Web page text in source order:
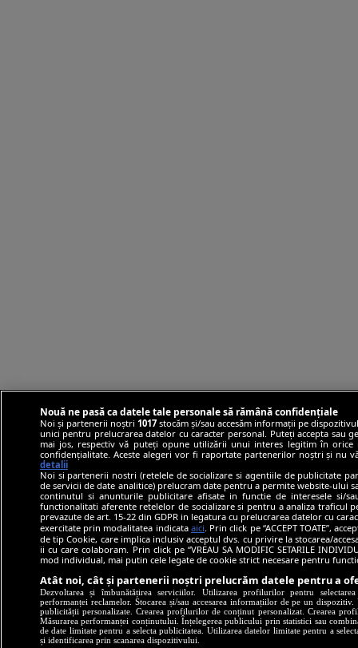
Nouă ne pasă ca datele tale personale să rămână confidențiale
Noi și partenerii noștri 1017stocăm și/sau accesăm informații pe
unici pentru prelucrarea datelor cu caracter personal. Puteți accepta sau
mai jos, respectiv vă puteți opune utilizării unui interes legitim în
confidențialitate. Aceste alegeri vor fi raportate partenerilor noștri și nu
detalii
Noi si partenerii nostri (retelele de socializare si agentiile de publicitate
de servicii de date analitice) prelucram date pentru a permite website-ului
continutul si anunturile publicitare afisate in functie de interesele si/
functionalitati aferente retelelor de socializare si pentru a analiza traficul
prevazute de art. 15-22 din GDPR in legatura cu prelucrarea datelor cu
exercitate prin modalitatea indicata aici . Prin click pe “ACCEPT TOATE”,
de tip Cookie, care implica inclusiv acceptul dvs. cu privire la stocarea/
ii cu care colaboram. Prin click pe “VREAU SA MODIFIC SETARILE
mod individual, mai putin cele legate de cookie strict necesare pentru
Atât noi, cât și partenerii noștri prelucrăm datele pentru a
Dezvoltarea și îmbunătățirea serviciilor. Utilizarea profilurilor pentru
performanței reclamelor. Stocarea și/sau accesarea informațiilor de pe un
publicității personalizate. Crearea profilurilor de conținut personalizat. Crearea
Măsurarea performanței conținutului. Înțelegerea publicului prin statistici sau
de date limitate pentru a selecta publicitatea. Utilizarea datelor limitate pentru a
și identificarea prin scanarea dispozitivului.